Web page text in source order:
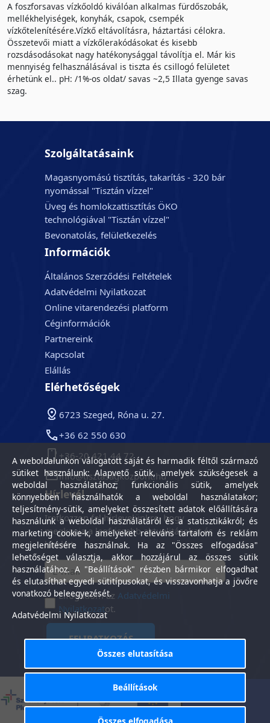
A foszforsavas vízkőoldó kiválóan alkalmas fürdőszobák,
mellékhelyiségek, konyhák, csapok, csempék
vízkőtelenítésére.Vízkő eltávolításra, háztartási célokra.
Összetevői miatt a vízkőlerakódásokat és kisebb
rozsdásodásokat nagy hatékonysággal távolítja el. Már kis
mennyiség felhasználásával is tiszta és csillogó felületet
érhetünk el.. pH: /1%-os oldat/ savas ~2,5 Illata gyenge savas
szag.
Szolgáltatásaink
Magasnyomású tisztítás, takarítás - 320 bár
nyomással "Tisztán vízzel"
Üveg és homlokzattisztítás ÖKO
technológiával "Tisztán vízzel"
Bevonatolás, felületkezelés
Információk
Általános Szerződési Feltételek
Adatvédelmi Nyilatkozat
Online vitarendezési platform
Céginformációk
Partnereink
Kapcsolat
Elállás
Elérhetőségek
6723 Szeged, Róna u. 27.
+36 62 550 630
+36-20 421 44 72
info@tisztasagkozpont.hu
Hírlevél
Iratkozzon fel hírlevelünkre, hogy
megkapja a legfrissebb aktualitásokat és
híreket.
Elfogadom azAdatvédelmi
Nyilatkozatot.
FELIRATKOZÁS
Általános Szerződési
Feltételek
-
tájékoztató
A weboldalunkon válogatott saját és harmadik féltől származó
sütiket használunk: Alapvető sütik, amelyek szükségesek a
weboldal használatához; funkcionális sütik, amelyek
könnyebben használhatók a weboldal használatakor;
teljesítmény-sütik, amelyeket összesített adatok előállítására
használunk a weboldal használatáról és a statisztikákról; és
marketing cookie-k, amelyeket releváns tartalom és reklám
megjelenítésére használnak. Ha az "Összes elfogadása"
lehetőséget választja, akkor hozzájárul az összes sütik
használatához. A "Beállítások" részben bármikor elfogadhat
és elutasíthat egyedi sütitípusokat, és visszavonhatja a jövőre
vonatkozó beleegyezését.
Adatvédelmi Nyilatkozat
Összes elutasítása
Beállítások